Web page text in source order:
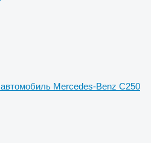
автомобиль Mercedes-Benz C250